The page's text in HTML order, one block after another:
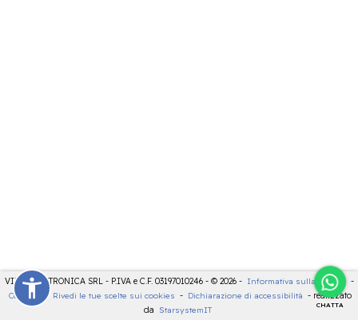
CHATTA
VIDEOELETTRONICA SRL - P.IVA e C.F. 03197010246 - © 2026 - Informativa sulla privacy -
Cookies
- Rivedi le tue scelte sui cookies - Dichiarazione di accessibilità - realizzato
da
StarsystemIT